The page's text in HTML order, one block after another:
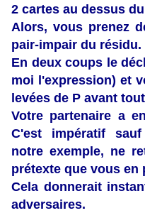
2 cartes au dessus
Alors, vous prenez
pair-impair du résidu.
En deux coups le
moi l'expression) et
levées de P avant
Votre partenaire a
C'est impératif
notre exemple, ne
prétexte que vous en
Cela donnerait
adversaires.